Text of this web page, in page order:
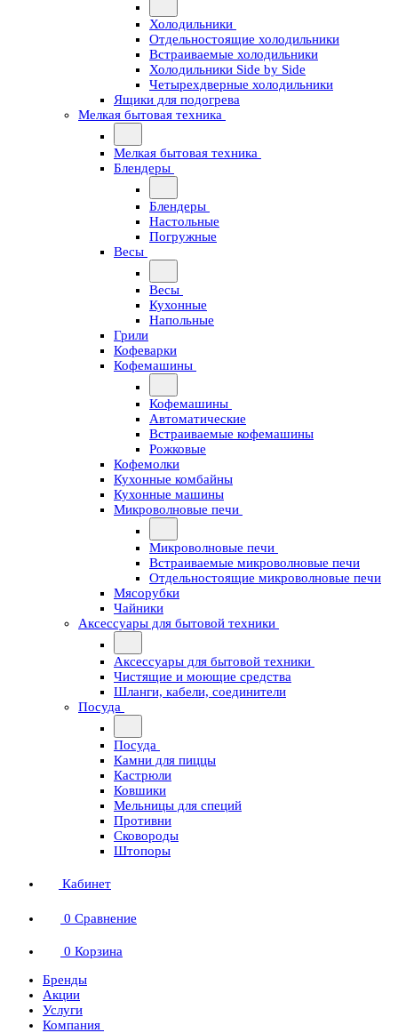
Холодильники
Отдельностоящие холодильники
Встраиваемые холодильники
Холодильники Side by Side
Четырехдверные холодильники
Ящики для подогрева
Мелкая бытовая техника
Мелкая бытовая техника
Блендеры
Блендеры
Настольные
Погружные
Весы
Весы
Кухонные
Напольные
Грили
Кофеварки
Кофемашины
Кофемашины
Автоматические
Встраиваемые кофемашины
Рожковые
Кофемолки
Кухонные комбайны
Кухонные машины
Микроволновые печи
Микроволновые печи
Встраиваемые микроволновые печи
Отдельностоящие микроволновые печи
Мясорубки
Чайники
Аксессуары для бытовой техники
Аксессуары для бытовой техники
Чистящие и моющие средства
Шланги, кабели, соединители
Посуда
Посуда
Камни для пиццы
Кастрюли
Ковшики
Мельницы для специй
Противни
Сковороды
Штопоры
Кабинет
0 Сравнение
0 Корзина
Бренды
Акции
Услуги
Компания